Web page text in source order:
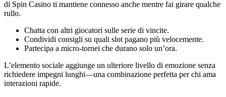
di Spin Casino ti mantiene connesso anche mentre fai girare qualche
rullo.
Chatta con altri giocatori sulle serie di vincite.
Condividi consigli su quali slot pagano più velocemente.
Partecipa a micro-tornei che durano solo un’ora.
L’elemento sociale aggiunge un ulteriore livello di emozione senza
richiedere impegni lunghi—una combinazione perfetta per chi ama
interazioni rapide.